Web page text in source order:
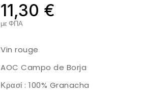
11,30 €
με ΦΠΑ
Vin rouge
AOC Campo de Borja
Κρασί :100% Granacha